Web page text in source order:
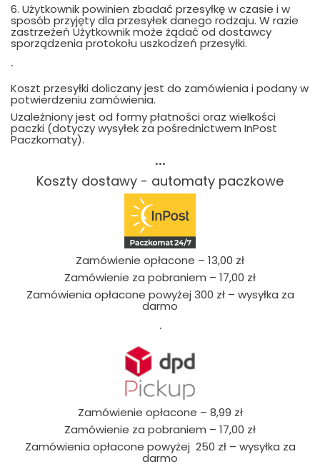
6. Użytkownik powinien zbadać przesyłkę w czasie i w
sposób przyjęty dla przesyłek danego rodzaju. W razie
zastrzeżeń Użytkownik może żądać od dostawcy
sporządzenia protokołu uszkodzeń przesyłki.
.
Koszt przesyłki doliczany jest do zamówienia i podany w
potwierdzeniu zamówienia.
Uzależniony jest od formy płatności oraz wielkości
paczki (dotyczy wysyłek za pośrednictwem InPost
Paczkomaty).
...
Koszty dostawy - automaty paczkowe
Zamówienie opłacone – 13,00 zł
Zamówienie za pobraniem – 17,00 zł
Zamówienia opłacone powyżej 300 zł – wysyłka za
darmo
.
Zamówienie opłacone – 8,99 zł
Zamówienie za pobraniem – 17,00 zł
Zamówienia opłacone powyżej 250 zł – wysyłka za
darmo